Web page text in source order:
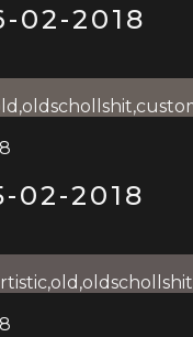
02-2018
02-2018